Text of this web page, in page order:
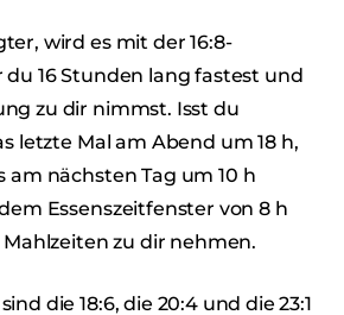
wird es mit der 16:8-
du 16 Stunden lang fastest und
zu dir nimmst. Isst du
letzte Mal am Abend um 18 h,
am nächsten Tag um 10 h
Essenszeitfenster von 8 h
Mahlzeiten zu dir nehmen.
die 18:6, die 20:4 und die 23:1